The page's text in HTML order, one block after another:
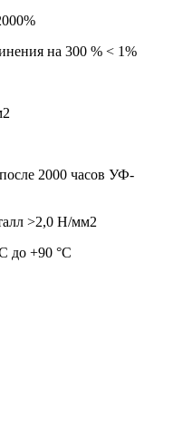
на 300 % < 1%
2000 часов УФ-
>2,0 Н/мм2
до +90 °С